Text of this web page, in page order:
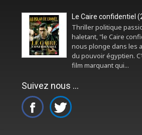
Le Caire confidentiel
Thriller politique
haletant, "le Caire
nous plonge dans les
du pouvoir égyptien.
film marquant qui...
Suivez nous ...